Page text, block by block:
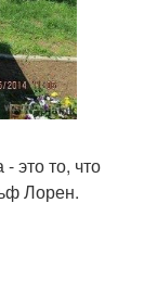
это то, что
Лорен.